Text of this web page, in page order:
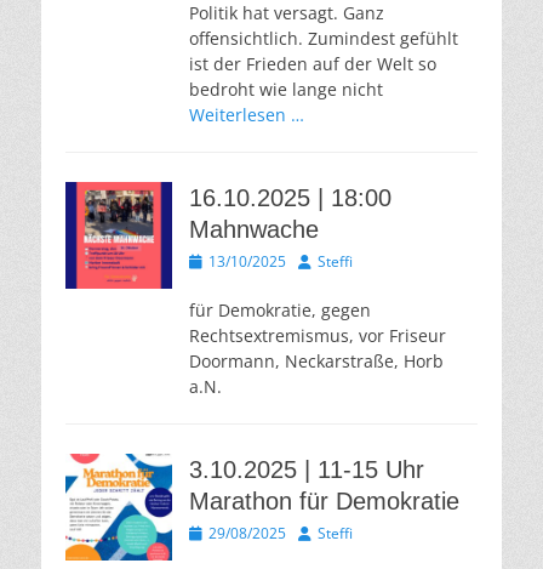
Politik hat versagt. Ganz
offensichtlich. Zumindest gefühlt
ist der Frieden auf der Welt so
bedroht wie lange nicht
Weiterlesen …
16.10.2025 | 18:00
Mahnwache
Veröffentlicht
13/10/2025 AutorSteffi
für Demokratie, gegen
Rechtsextremismus, vor Friseur
Doormann, Neckarstraße, Horb
a.N.
3.10.2025 | 11-15 Uhr
Marathon für Demokratie
Veröffentlicht
29/08/2025 AutorSteffi